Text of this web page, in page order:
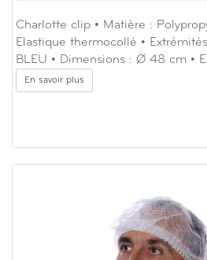
Charlotte clip • Matière :
Elastique thermocollé •
BLEU • Dimensions : Ø 48 cm •
En savoir plus